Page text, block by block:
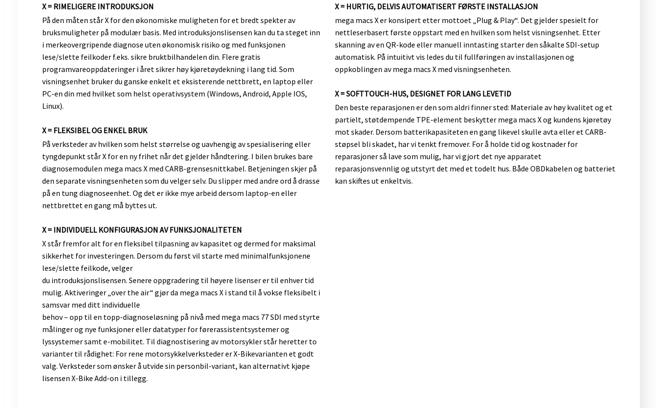
​X = RIMELIGERE INTRODUKSJON
På den måten står X for den økonomiske muligheten for et bredt spekter av
bruksmuligheter på modulær basis. Med introduksjonslisensen kan du ta steget inn
i merkeovergripende diagnose uten økonomisk risiko og med funksjonen
lese/slette feilkoder f.eks. sikre bruktbilhandelen din. Flere gratis
programvareoppdateringer i året sikrer høy kjøretøydekning i lang tid. Som
visningsenhet bruker du ganske enkelt et eksisterende nettbrett, en laptop eller
PC-en din med hvilket som helst operativsystem (Windows, Android, Apple IOS,
Linux).
X = FLEKSIBEL OG ENKEL BRUK
På verksteder av hvilken som helst størrelse og uavhengig av spesialisering eller
tyngdepunkt står X for en ny frihet når det gjelder håndtering. I bilen brukes bare
diagnosemodulen mega macs X med CARB-grensesnittkabel. Betjeningen skjer på
den separate visningsenheten som du velger selv. Du slipper med andre ord å drasse
på en tung diagnoseenhet. Og det er ikke mye arbeid dersom laptop-en eller
nettbrettet en gang må byttes ut.
X = INDIVIDUELL KONFIGURASJON AV FUNKSJONALITETEN
X står fremfor alt for en fleksibel tilpasning av kapasitet og dermed for maksimal
sikkerhet for investeringen. Dersom du først vil starte med minimalfunksjonene
lese/slette feilkode, velger
du introduksjonslisensen. Senere oppgradering til høyere lisenser er til enhver tid
mulig. Aktiveringer „over the air“ gjør da mega macs X i stand til å vokse fleksibelt i
samsvar med ditt individuelle
behov – opp til en topp-diagnoseløsning på nivå med mega macs 77 SDI med styrte
målinger og nye funksjoner eller datatyper for førerassistentsystemer og
lyssystemer samt e-mobilitet. Til diagnostisering av motorsykler står heretter to
varianter til rådighet: For rene motorsykkelverksteder er X-Bikevarianten et godt
valg. Verksteder som ønsker å utvide sin personbil-variant, kan alternativt kjøpe
lisensen X-Bike Add-on i tillegg.
​X = HURTIG, DELVIS AUTOMATISERT FØRSTE INSTALLASJON
mega macs X er konsipert etter mottoet „Plug & Play“. Det gjelder spesielt for
nettleserbasert første oppstart med en hvilken som helst visningsenhet. Etter
skanning av en QR-kode eller manuell inntasting starter den såkalte SDI-setup
automatisk. På intuitivt vis ledes du til fullføringen av installasjonen og
oppkoblingen av mega macs X med visningsenheten.
X = SOFTTOUCH-HUS, DESIGNET FOR LANG LEVETID
Den beste reparasjonen er den som aldri finner sted: Materiale av høy kvalitet og et
partielt, støtdempende TPE-element beskytter mega macs X og kundens kjøretøy
mot skader. Dersom batterikapasiteten en gang likevel skulle avta eller et CARB-
støpsel bli skadet, har vi tenkt fremover. For å holde tid og kostnader for
reparasjoner så lave som mulig, har vi gjort det nye apparatet
reparasjonsvennlig og utstyrt det med et todelt hus. Både OBDkabelen og batteriet
kan skiftes ut enkeltvis.